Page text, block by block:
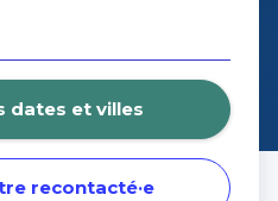
dates et villes
recontacté·e